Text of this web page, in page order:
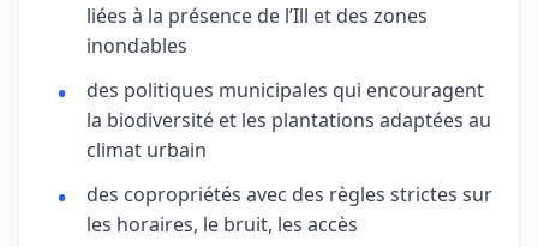
liées à la présence de l’Ill et des zones
inondables
des politiques municipales qui encouragent
la biodiversité et les plantations adaptées au
climat urbain
des copropriétés avec des règles strictes sur
les horaires, le bruit, les accès